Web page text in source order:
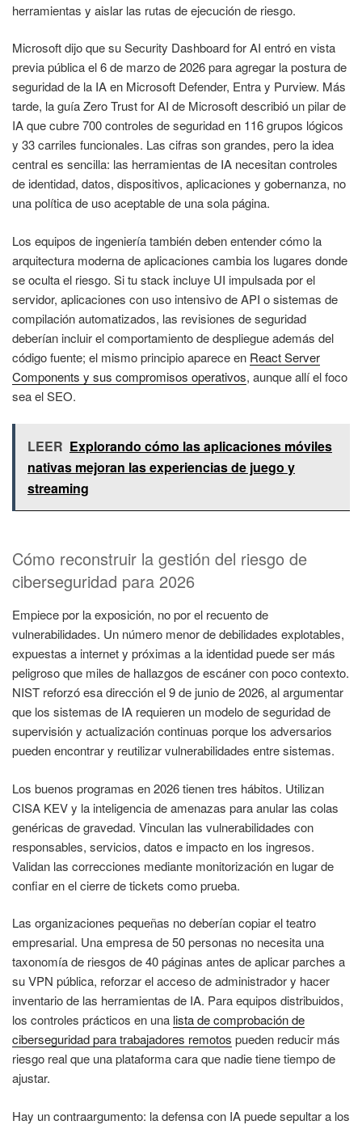
herramientas y aislar las rutas de ejecución de riesgo.
Microsoft dijo que su Security Dashboard for AI entró en vista
previa pública el 6 de marzo de 2026 para agregar la postura de
seguridad de la IA en Microsoft Defender, Entra y Purview. Más
tarde, la guía Zero Trust for AI de Microsoft describió un pilar de
IA que cubre 700 controles de seguridad en 116 grupos lógicos
y 33 carriles funcionales. Las cifras son grandes, pero la idea
central es sencilla: las herramientas de IA necesitan controles
de identidad, datos, dispositivos, aplicaciones y gobernanza, no
una política de uso aceptable de una sola página.
Los equipos de ingeniería también deben entender cómo la
arquitectura moderna de aplicaciones cambia los lugares donde
se oculta el riesgo. Si tu stack incluye UI impulsada por el
servidor, aplicaciones con uso intensivo de API o sistemas de
compilación automatizados, las revisiones de seguridad
deberían incluir el comportamiento de despliegue además del
código fuente; el mismo principio aparece en React Server
Components y sus compromisos operativos, aunque allí el foco
sea el SEO.
LEER Explorando cómo las aplicaciones móviles
nativas mejoran las experiencias de juego y
streaming
Cómo reconstruir la gestión del riesgo de
ciberseguridad para 2026
Empiece por la exposición, no por el recuento de
vulnerabilidades. Un número menor de debilidades explotables,
expuestas a internet y próximas a la identidad puede ser más
peligroso que miles de hallazgos de escáner con poco contexto.
NIST reforzó esa dirección el 9 de junio de 2026, al argumentar
que los sistemas de IA requieren un modelo de seguridad de
supervisión y actualización continuas porque los adversarios
pueden encontrar y reutilizar vulnerabilidades entre sistemas.
Los buenos programas en 2026 tienen tres hábitos. Utilizan
CISA KEV y la inteligencia de amenazas para anular las colas
genéricas de gravedad. Vinculan las vulnerabilidades con
responsables, servicios, datos e impacto en los ingresos.
Validan las correcciones mediante monitorización en lugar de
confiar en el cierre de tickets como prueba.
Las organizaciones pequeñas no deberían copiar el teatro
empresarial. Una empresa de 50 personas no necesita una
taxonomía de riesgos de 40 páginas antes de aplicar parches a
su VPN pública, reforzar el acceso de administrador y hacer
inventario de las herramientas de IA. Para equipos distribuidos,
los controles prácticos en una lista de comprobación de
ciberseguridad para trabajadores remotos pueden reducir más
riesgo real que una plataforma cara que nadie tiene tiempo de
ajustar.
Hay un contraargumento: la defensa con IA puede sepultar a los